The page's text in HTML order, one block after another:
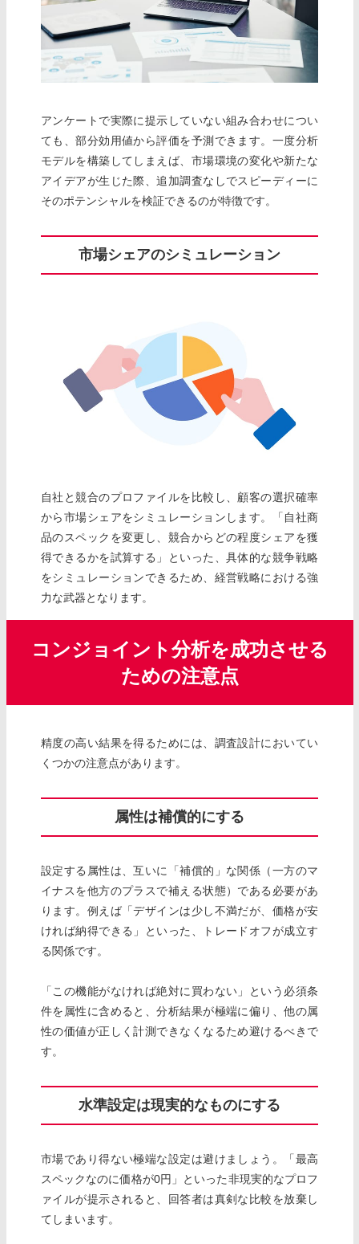
アンケートで実際に提示していない組み合わせについ
ても、部分効用値から評価を予測できます。一度分析
モデルを構築してしまえば、市場環境の変化や新たな
アイデアが生じた際、追加調査なしでスピーディーに
そのポテンシャルを検証できるのが特徴です。
市場シェアのシミュレーション
自社と競合のプロファイルを比較し、顧客の選択確率
から市場シェアをシミュレーションします。「自社商
品のスペックを変更し、競合からどの程度シェアを獲
得できるかを試算する」といった、具体的な競争戦略
をシミュレーションできるため、経営戦略における強
力な武器となります。
コンジョイント分析を成功させる
ための注意点
精度の高い結果を得るためには、調査設計においてい
くつかの注意点があります。
属性は補償的にする
設定する属性は、互いに「補償的」な関係（一方のマ
イナスを他方のプラスで補える状態）である必要があ
ります。例えば「デザインは少し不満だが、価格が安
ければ納得できる」といった、トレードオフが成立す
る関係です。
「この機能がなければ絶対に買わない」という必須条
件を属性に含めると、分析結果が極端に偏り、他の属
性の価値が正しく計測できなくなるため避けるべきで
す。
水準設定は現実的なものにする
市場であり得ない極端な設定は避けましょう。「最高
スペックなのに価格が0円」といった非現実的なプロフ
ァイルが提示されると、回答者は真剣な比較を放棄し
てしまいます。